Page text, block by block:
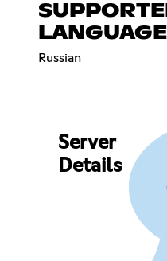
Russian
Server
Details